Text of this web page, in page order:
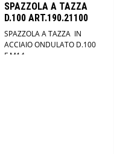
SPAZZOLA A TAZZA
D.100 ART.190.21100
SPAZZOLA A TAZZA IN
ACCIAIO ONDULATO D.100
F.M14